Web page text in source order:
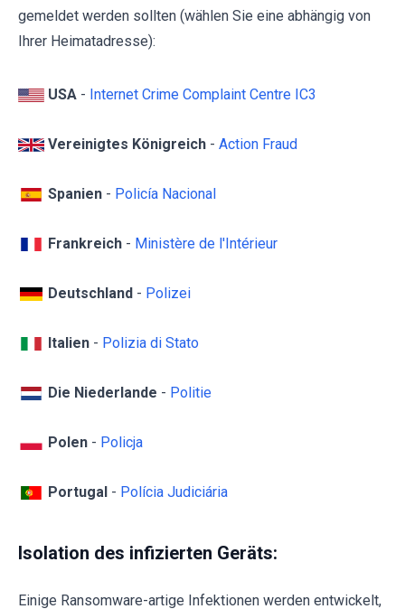
gemeldet werden sollten (wählen Sie eine abhängig von
Ihrer Heimatadresse):
USA - Internet Crime Complaint Centre IC3
Vereinigtes Königreich - Action Fraud
Spanien - Policía Nacional
Frankreich - Ministère de l'Intérieur
Deutschland - Polizei
Italien - Polizia di Stato
Die Niederlande - Politie
Polen - Policja
Portugal - Polícia Judiciária
Isolation des infizierten Geräts:
Einige Ransomware-artige Infektionen werden entwickelt,